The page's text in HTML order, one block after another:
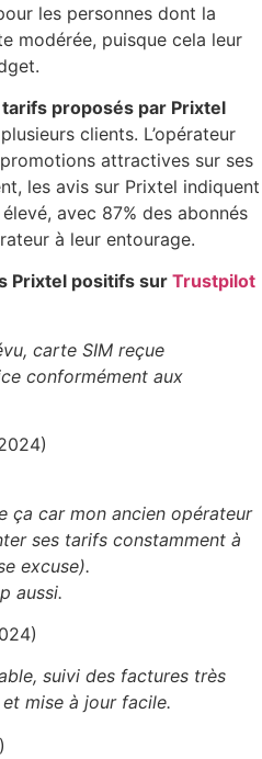
les personnes dont la
modérée, puisque cela leur
tarifs proposés par Prixtel
clients. L’opérateur
attractives sur ses
les avis sur Prixtel indiquent
avec 87% des abonnés
à leur entourage.
Prixtel positifs sur Trustpilot
carte SIM reçue
conformément aux
ça car mon ancien opérateur
ses tarifs constamment à
excuse).
aussi.
suivi des factures très
mise à jour facile.